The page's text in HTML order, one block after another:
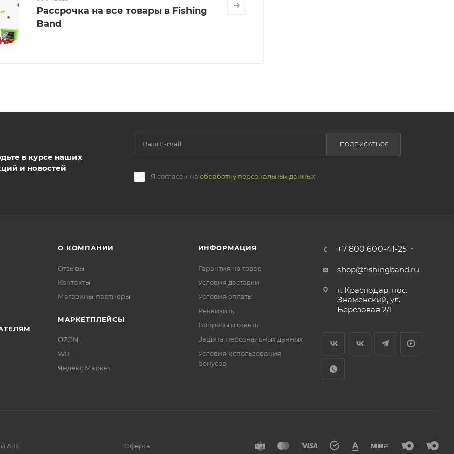
Рассрочка на все товары в Fishing
Band
в курсе наших
и новостей
Я согласен наобработку персональных данных
ПОДПИСАТЬСЯ
О КОМПАНИИ
Отзывы
Контакты
Магазины-партнеры
МАРКЕТПЛЕЙСЫ
OZON
WB
Яндекс Маркет
ИНФОРМАЦИЯ
Гарантия на товар
Условия доставки
Условия оплаты
Реквизиты
Вопросы и ответы
Защита персональных данных
Условия использования
бонусов
+7 800 600-41-25
shop@fishingband.ru
г. Краснодар, пос.
Знаменский, ул.
Березовая 2/1
А.В. Оферта